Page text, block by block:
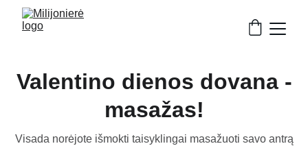
Valentino dienos dovana -
masažas!
Visada norėjote išmokti taisyklingai masažuoti savo antrą